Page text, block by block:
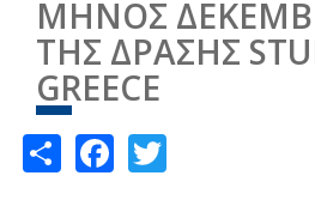
ΜΗΝΟΣ
ΤΗΣ ΔΡΑΣΗΣ
GREECE
ShareFacebook